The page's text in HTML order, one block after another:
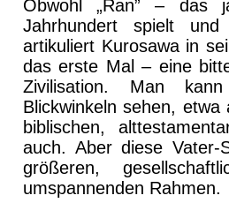
Obwohl „Ran” – das
Jahrhundert spielt
artikuliert Kurosawa in
das erste Mal – eine
Zivilisation. Man
Blickwinkeln sehen,
biblischen,
auch. Aber diese Vater-
größeren,
umspannenden Rahmen.